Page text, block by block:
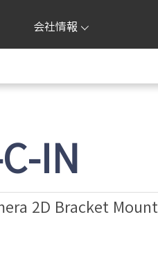
会社情報
IN
2D Bracket Mount